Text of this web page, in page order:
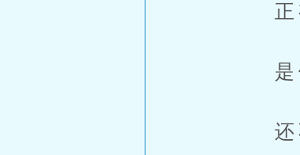
正有
是修
还不